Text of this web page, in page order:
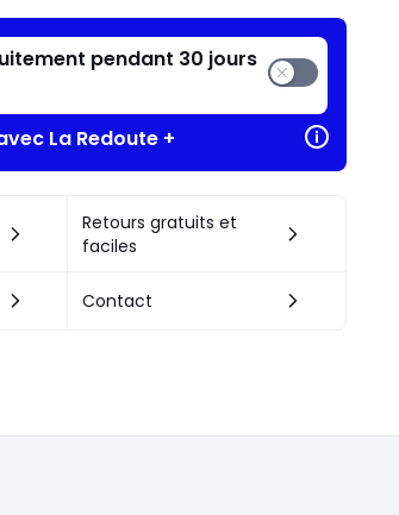
pendant 30 jours
La Redoute +
Retours gratuits et
faciles
Contact